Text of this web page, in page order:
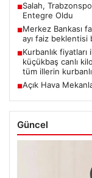
■Salah,
Entegre Oldu
■Merkez Bankası
ayı faiz beklentisi
■Kurbanlık
küçükbaş canlı
tüm illerin
■Açık Hava
Güncel